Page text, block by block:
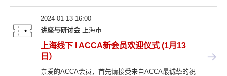
2024-01-13 16:00
讲座与研讨会
上海市
上海线下 l ACCA新会员欢迎仪式 (1月13
日）
亲爱的ACCA会员，首先请接受来自ACCA最诚挚的祝